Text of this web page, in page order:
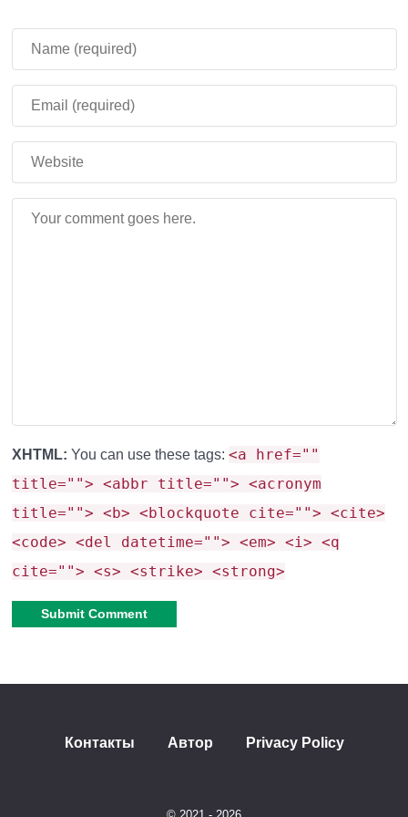
приглашения.
Для Сердца скрипуна, Смоляных блоков и
Смоляных кирпичей добавили
прыжке и приземлениина них.
После выхода игрока из Лодки
зависания камеры.
При выборе предметов в Пакете
Новые дополнения в
Minecraft PE 1.21.50.28
В тестовой версии Minecraft PE 1.21.50.28
разработчикивнесли 19 очень важных изменений
для удобства игры, а именно:
Теперь расположение блоков не случайно.
Скалк-сенсор.
XHTML: You can use these tags: <a href=""
title=""> <abbr title=""> <acronym
title=""> <b> <blockquote cite=""> <cite>
<code> <del datetime=""> <em> <i> <q
cite=""> <s> <strike> <strong>
Контакты Автор Privacy Policy